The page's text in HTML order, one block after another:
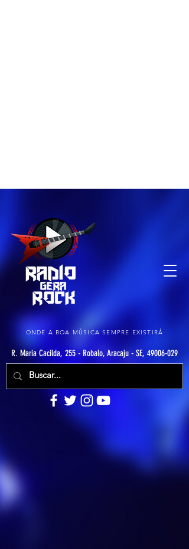
ONDE A BOA MÚSICA SEMPRE EXISTIRÁ
R. Maria Cacilda, 255 - Robalo, Aracaju - SE, 49006-029